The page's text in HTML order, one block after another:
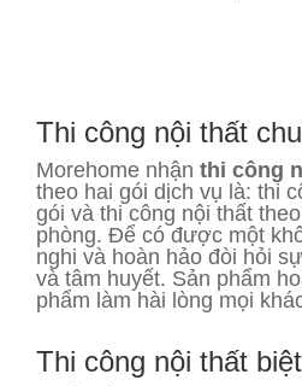
Thi công nội thất
Morehome nhận thi công
theo hai gói dịch vụ là: thi
gói và thi công nội thất
phòng. Để có được một
nghi và hoàn hảo đòi hỏi
và tâm huyết. Sản phẩm
phẩm làm hài lòng mọi
Thi công nội thất